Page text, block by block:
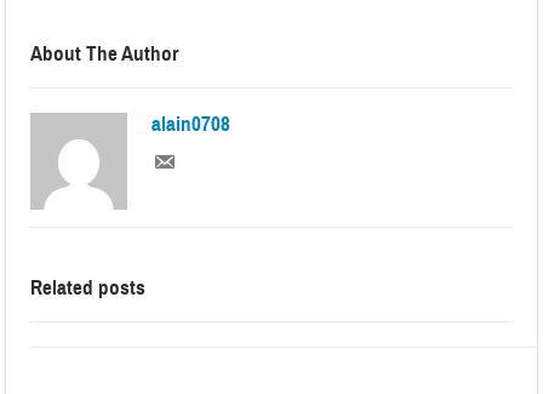
About The Author
alain0708
Related posts